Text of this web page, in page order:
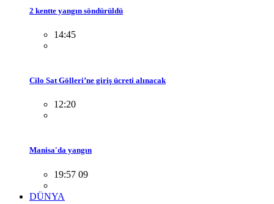
2 kentte yangın söndürüldü
14:45
Cilo Sat Gölleri’ne giriş ücreti alınacak
12:20
Manisa'da yangın
19:57 09
DÜNYA